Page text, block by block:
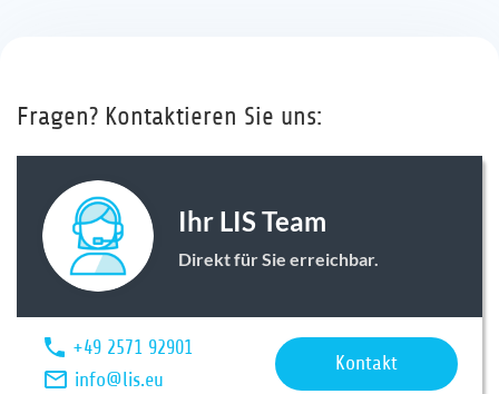
Fragen? Kontaktieren Sie uns:
Ihr LIS Team
Direkt für Sie erreichbar.
+49 2571 92901
info@lis.eu
Kontakt